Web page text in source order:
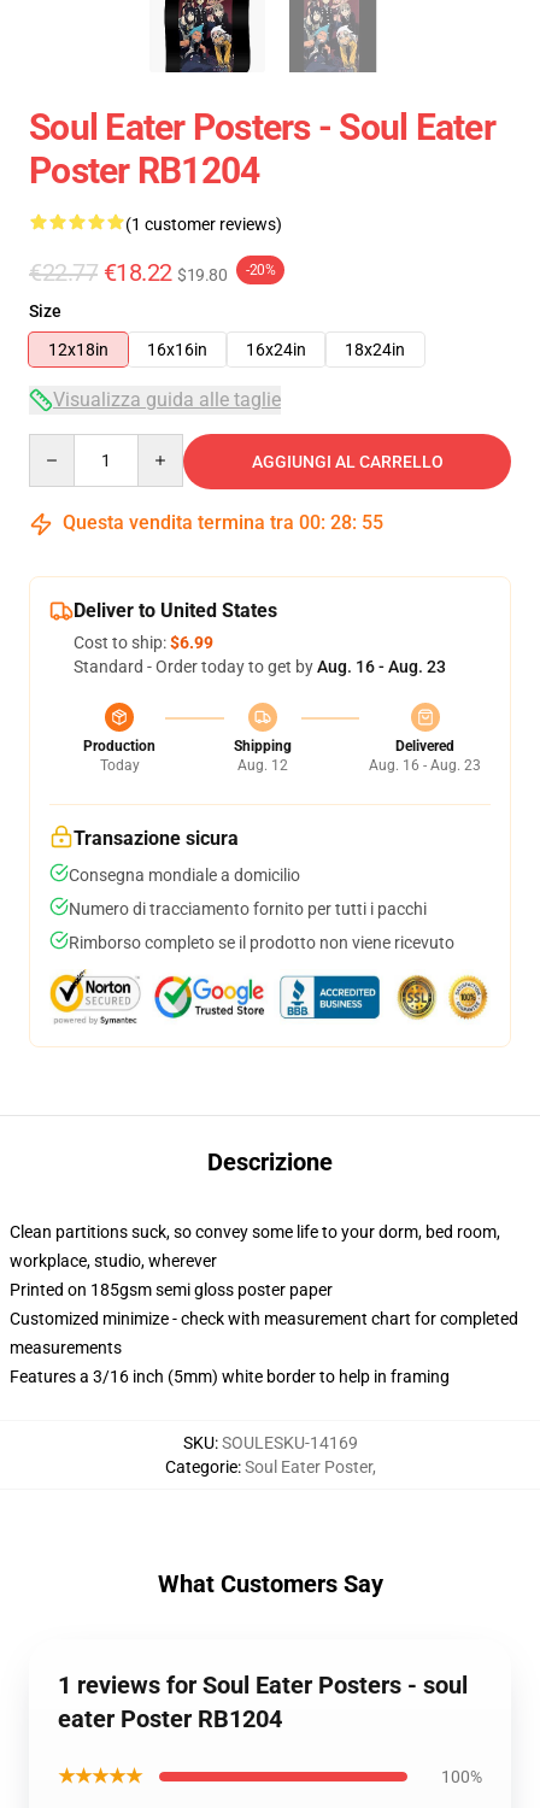
Soul Eater Posters - Soul Eater
Poster RB1204
(1 customer reviews)
€22.77 €18.22 $19.80 -20%
Size
12x18in
16x16in 16x24in 18x24in
Visualizza guida alle taglie
AGGIUNGI AL CARRELLO
Questa vendita termina tra 00: 28: 55
Deliver to United States
Cost to ship:$6.99
Standard - Order today to get byAug. 16 - Aug. 23
Production
Today
Shipping
Aug. 12
Delivered
Aug. 16 - Aug. 23
Transazione sicura
Consegna mondiale a domicilio
Numero di tracciamento fornito per tutti i pacchi
Rimborso completo se il prodotto non viene ricevuto
Descrizione
Clean partitions suck, so convey some life to your dorm, bed room,
workplace, studio, wherever
Printed on 185gsm semi gloss poster paper
Customized minimize - check with measurement chart for completed
measurements
Features a 3/16 inch (5mm) white border to help in framing
SKU:SOULESKU-14169
Categorie:Soul Eater Poster,
What Customers Say
1 reviews for Soul Eater Posters - soul
eater Poster RB1204
★★★★★ 100%